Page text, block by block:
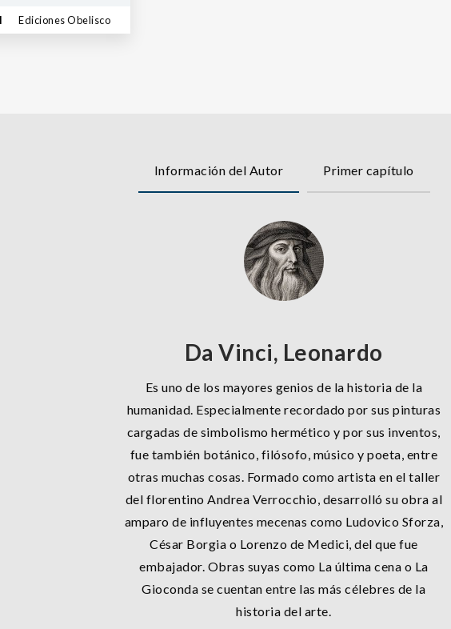
Ediciones Obelisco
Información del Autor Primer capítulo
Da Vinci, Leonardo
Es uno de los mayores genios de la historia de la
humanidad. Especialmente recordado por sus pinturas
cargadas de simbolismo hermético y por sus inventos,
fue también botánico, filósofo, músico y poeta, entre
otras muchas cosas. Formado como artista en el taller
del florentino Andrea Verrocchio, desarrolló su obra al
amparo de influyentes mecenas como Ludovico Sforza,
César Borgia o Lorenzo de Medici, del que fue
embajador. Obras suyas como La última cena o La
Gioconda se cuentan entre las más célebres de la
historia del arte.